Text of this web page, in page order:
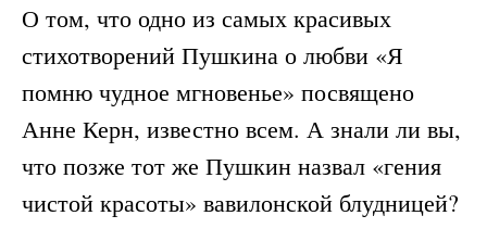
О том, что одно из самых красивых
стихотворений Пушкина о любви «Я
помню чудное мгновенье» посвящено
Анне Керн, известно всем. А знали ли вы,
что позже тот же Пушкин назвал «гения
чистой красоты» вавилонской блудницей?